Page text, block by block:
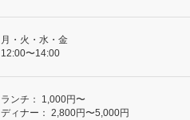
月・火・水・金
12:00〜14:00
ランチ：
1,000円〜
ディナー： 2,800円〜5,000円